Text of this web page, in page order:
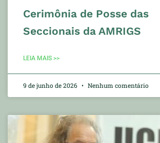
Cerimônia de Posse das
Seccionais da AMRIGS
LEIA MAIS >>
9 de junho de 2026 Nenhum comentário